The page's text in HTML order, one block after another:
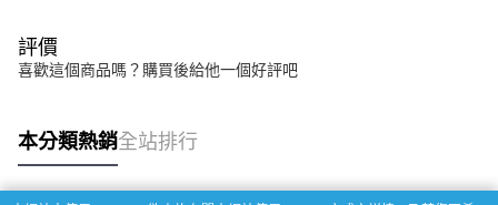
評價
喜歡這個商品嗎？購買後給他一個好評吧
本分類熱銷全站排行